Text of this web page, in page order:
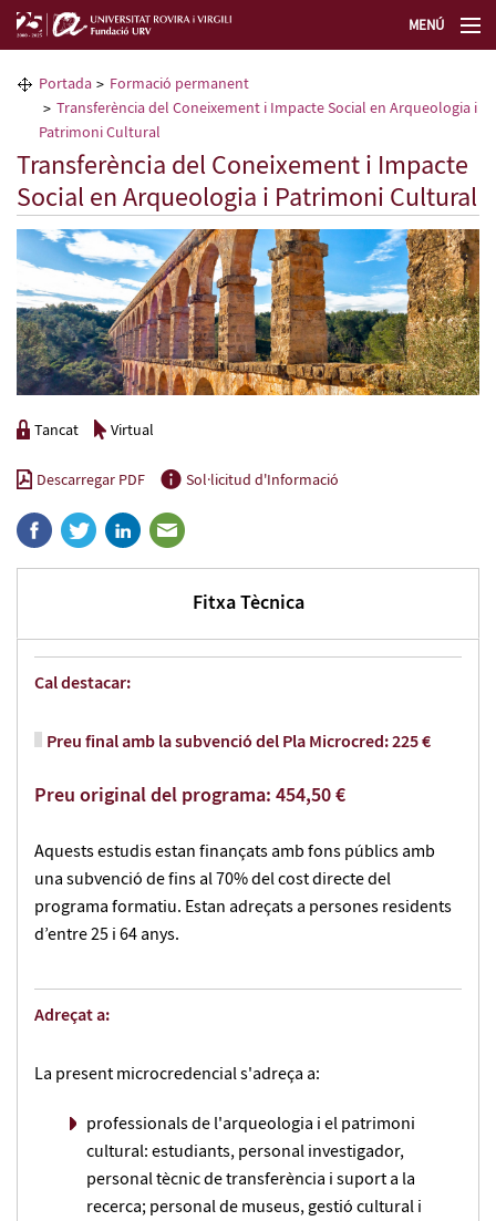
MENÚ
La Fundació URV
Formació permanent
Transferència de tecnologia
Seleccioneu idioma
Portada
Formació permanent
Transferència del Coneixement i Impacte Social en Arqueologia i
Patrimoni Cultural
Transferència del Coneixement i Impacte
Social en Arqueologia i Patrimoni Cultural
Tancat Virtual
Descarregar PDF Sol·licitud d'Informació
Fitxa Tècnica
Cal destacar:
Preu final amb la subvenció del Pla Microcred: 225 €
Preu original del programa: 454,50 €
Aquests estudis estan finançats amb fons públics amb
una subvenció de fins al 70% del cost directe del
programa formatiu. Estan adreçats a persones residents
d’entre 25 i 64 anys.
Adreçat a:
La present microcredencial s'adreça a:
professionals de l'arqueologia i el patrimoni
cultural: estudiants, personal investigador,
personal tècnic de transferència i suport a la
recerca; personal de museus, gestió cultural i